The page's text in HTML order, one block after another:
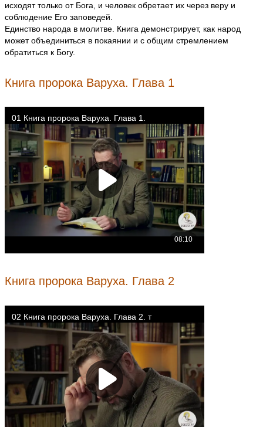
исходят только от Бога, и человек обретает их через веру и
соблюдение Его заповедей.
Единство народа в молитве. Книга демонстрирует, как народ
может объединиться в покаянии и с общим стремлением
обратиться к Богу.
Книга пророка Варуха. Глава 1
Книга пророка Варуха. Глава 2